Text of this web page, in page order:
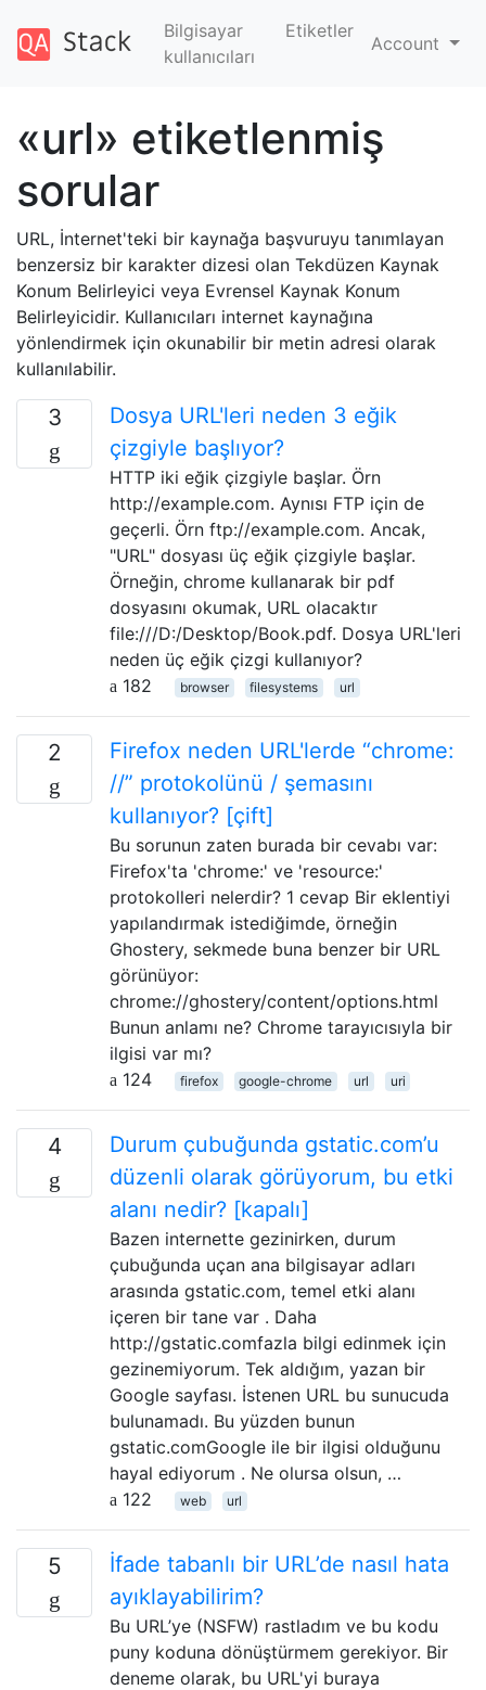
Bilgisayar
kullanıcıları
Etiketler
Account
«url» etiketlenmiş
sorular
URL, İnternet'teki bir kaynağa başvuruyu tanımlayan
benzersiz bir karakter dizesi olan Tekdüzen Kaynak
Konum Belirleyici veya Evrensel Kaynak Konum
Belirleyicidir. Kullanıcıları internet kaynağına
yönlendirmek için okunabilir bir metin adresi olarak
kullanılabilir.
3
Dosya URL'leri neden 3 eğik
çizgiyle başlıyor?
HTTP iki eğik çizgiyle başlar. Örn
http://example.com. Aynısı FTP için de
geçerli. Örn ftp://example.com. Ancak,
"URL" dosyası üç eğik çizgiyle başlar.
Örneğin, chrome kullanarak bir pdf
dosyasını okumak, URL olacaktır
file:///D:/Desktop/Book.pdf. Dosya URL'leri
neden üç eğik çizgi kullanıyor?
182
browser filesystems url
2
Firefox neden URL'lerde “chrome:
//” protokolünü / şemasını
kullanıyor? [çift]
Bu sorunun zaten burada bir cevabı var:
Firefox'ta 'chrome:' ve 'resource:'
protokolleri nelerdir? 1 cevap Bir eklentiyi
yapılandırmak istediğimde, örneğin
Ghostery, sekmede buna benzer bir URL
görünüyor:
chrome://ghostery/content/options.html
Bunun anlamı ne? Chrome tarayıcısıyla bir
ilgisi var mı?
124
firefox google-chrome url uri
4
Durum çubuğunda gstatic.com’u
düzenli olarak görüyorum, bu etki
alanı nedir? [kapalı]
Bazen internette gezinirken, durum
çubuğunda uçan ana bilgisayar adları
arasında gstatic.com, temel etki alanı
içeren bir tane var . Daha
http://gstatic.comfazla bilgi edinmek için
gezinemiyorum. Tek aldığım, yazan bir
Google sayfası. İstenen URL bu sunucuda
bulunamadı. Bu yüzden bunun
gstatic.comGoogle ile bir ilgisi olduğunu
hayal ediyorum . Ne olursa olsun, …
122
web url
5
İfade tabanlı bir URL’de nasıl hata
ayıklayabilirim?
Bu URL’ye (NSFW) rastladım ve bu kodu
puny koduna dönüştürmem gerekiyor. Bir
deneme olarak, bu URL'yi buraya